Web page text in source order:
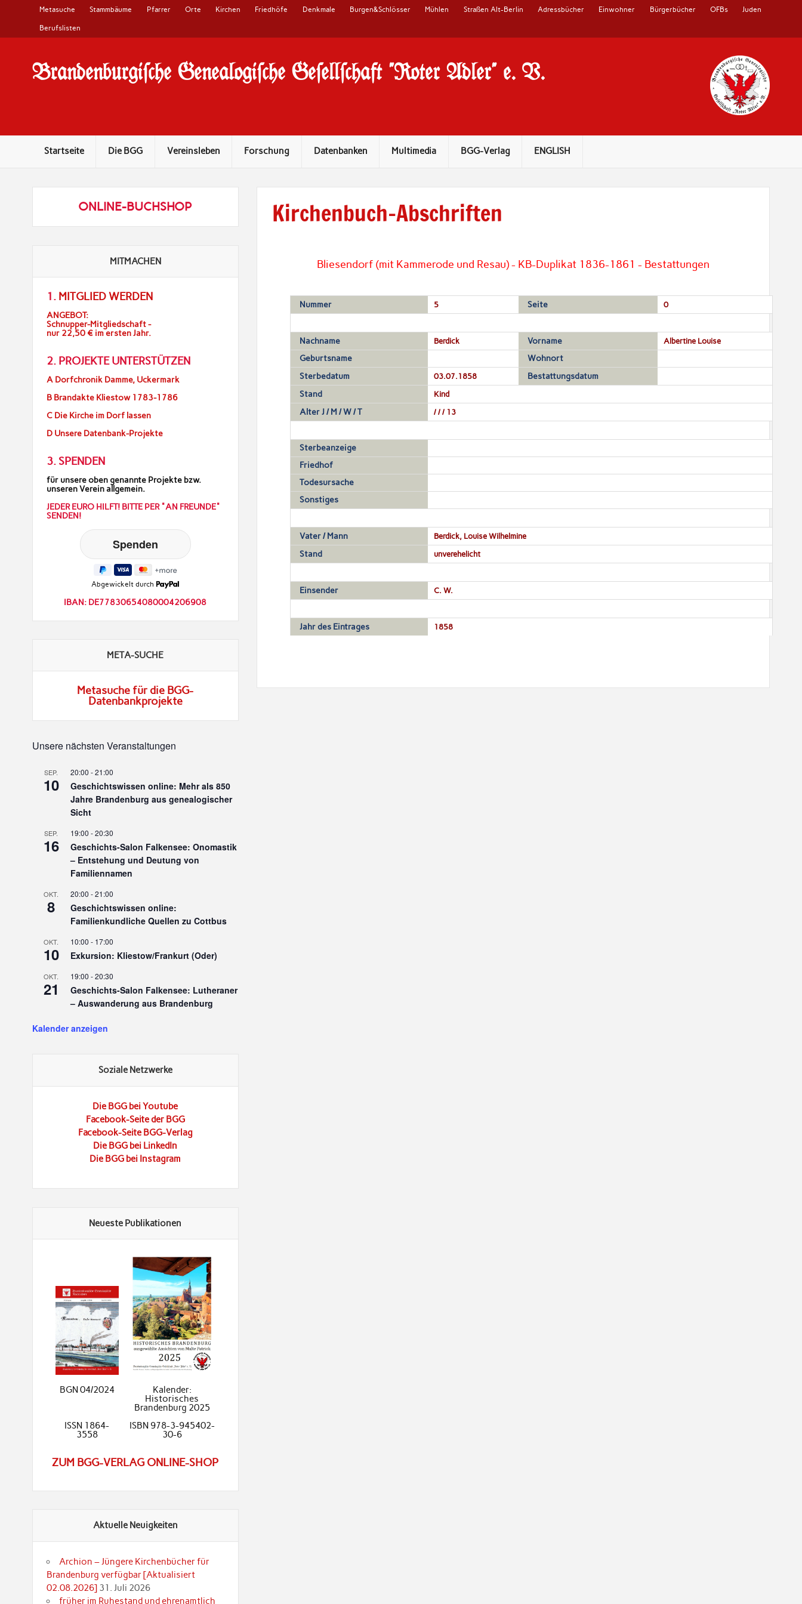
Metasuche Stammbäume Pfarrer Orte Kirchen Friedhöfe Denkmale Burgen&Schlösser Mühlen Straßen Alt-Berlin Adressbücher Einwohner Bürgerbücher OFBs Juden
Berufslisten
Brandenburgi#che Genealogi#che Ge#ell#chaft "Roter Adler" e. V.
Startseite Die BGG Vereinsleben Forschung Datenbanken Multimedia BGG-Verlag ENGLISH
Kirchenbuch-Abschriften
Bliesendorf (mit Kammerode und Resau) - KB-Duplikat 1836-1861 - Bestattungen
Nummer 5 Seite 0
Nachname Berdick Vorname Albertine Louise
Geburtsname
Wohnort
Sterbedatum
03.07.1858
Bestattungsdatum
Stand
Kind
Alter J / M / W / T / / / 13
Sterbeanzeige
Friedhof
Todesursache
Sonstiges
Vater / Mann Berdick, Louise Wilhelmine
Stand unverehelicht
Einsender C. W.
Jahr des Eintrages 1858
ONLINE-BUCHSHOP
MITMACHEN
1. MITGLIED WERDEN
ANGEBOT:
Schnupper-Mitgliedschaft -
nur 22,50 € im ersten Jahr.
2. PROJEKTE UNTERSTÜTZEN
A Dorfchronik Damme, Uckermark
B Brandakte Kliestow 1783-1786
C Die Kirche im Dorf lassen
D Unsere Datenbank-Projekte
3. SPENDEN
für unsere oben genannte Projekte bzw.
unseren Verein allgemein.
JEDER EURO HILFT! BITTE PER "AN FREUNDE"
SENDEN!
Abgewickelt durch
IBAN: DE77830654080004206908
META-SUCHE
Metasuche für die BGG-
Datenbankprojekte
Unsere nächsten Veranstaltungen
SEP.
10
20:00 -21:00
Geschichtswissen online: Mehr als 850
Jahre Brandenburg aus genealogischer
Sicht
SEP.
16
19:00 -20:30
Geschichts-Salon Falkensee: Onomastik
– Entstehung und Deutung von
Familiennamen
OKT.
8
20:00 -21:00
Geschichtswissen online:
Familienkundliche Quellen zu Cottbus
OKT.
10
10:00 - 17:00
Exkursion: Kliestow/Frankurt (Oder)
OKT.
21
19:00 -20:30
Geschichts-Salon Falkensee: Lutheraner
– Auswanderung aus Brandenburg
Kalender anzeigen
Soziale Netzwerke
Die BGG bei Youtube
Facebook-Seite der BGG
Facebook-Seite BGG-Verlag
Die BGG bei LinkedIn
Die BGG bei Instagram
Neueste Publikationen
BGN 04/2024
Kalender:
Historisches
Brandenburg 2025
ISSN 1864-
3558
ISBN 978-3-945402-
30-6
ZUM BGG-VERLAG ONLINE-SHOP
Aktuelle Neuigkeiten
Archion – Jüngere Kirchenbücher für
Brandenburg verfügbar [Aktualisiert
02.08.2026] 31. Juli 2026
früher im Ruhestand und ehrenamtlich